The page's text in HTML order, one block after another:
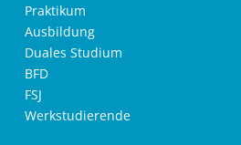
Praktikum
Ausbildung
Duales Studium
BFD
FSJ
Werkstudierende